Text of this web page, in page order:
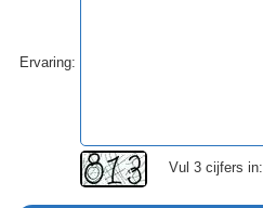
Ervaring:
Vul 3 cijfers in: